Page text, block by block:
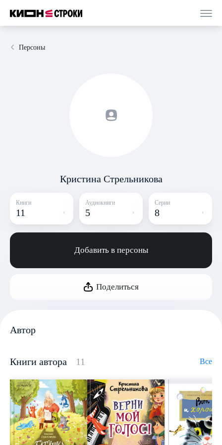
Персоны
Кристина Стрельникова
Книги
11
Аудиокниги
5
Серии
8
Добавить в персоны
Поделиться
Автор
Книги автора 11 Все